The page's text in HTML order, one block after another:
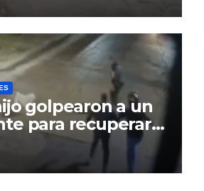
golpearon a un
para recuperar
robado en Berisso